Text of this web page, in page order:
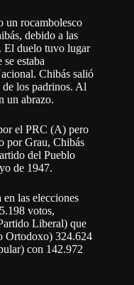
un rocambolesco
debido a las
El duelo tuvo lugar
estaba
Chibás salió
los padrinos. Al
un abrazo.
el PRC (A) pero
por Grau, Chibás
del Pueblo
de 1947.
las elecciones
votos,
Liberal) que
Ortodoxo) 324.624
con 142.972